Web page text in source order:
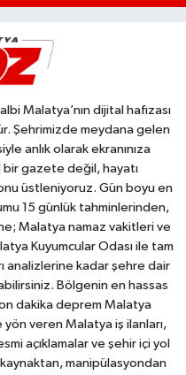
Malatya’nın dijital hafızası
Şehrimizde meydana gelen
anlık olarak ekranınıza
gazete değil, hayatı
üstleniyoruz. Gün boyu en
15 günlük tahminlerinden,
Malatya namaz vakitleri ve
Kuyumcular Odası ile tam
analizlerine kadar şehre dair
Bölgenin en hassas
dakika deprem Malatya
veren Malatya iş ilanları,
açıklamalar ve şehir içi yol
manipülasyondan